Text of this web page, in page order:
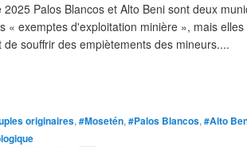
Palos Blancos et Alto Beni sont deux
« exemptes d'exploitation minière », mais elles
souffrir des empiètements des mineurs....
originaires, #Mosetén, #Palos Blancos, #Alto